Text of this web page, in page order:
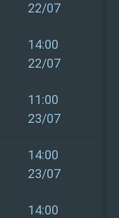
22/07
14:00
22/07
11:00
23/07
14:00
23/07
14:00